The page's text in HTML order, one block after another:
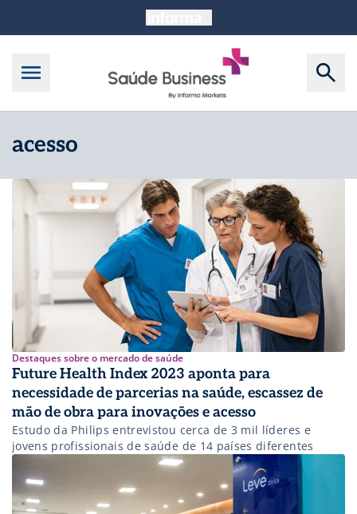
acesso
Destaques sobre o mercado de saúde
Future Health Index 2023 aponta para
necessidade de parcerias na saúde, escassez de
mão de obra para inovações e acesso
Estudo da Philips entrevistou cerca de 3 mil líderes e
jovens profissionais de saúde de 14 países diferentes